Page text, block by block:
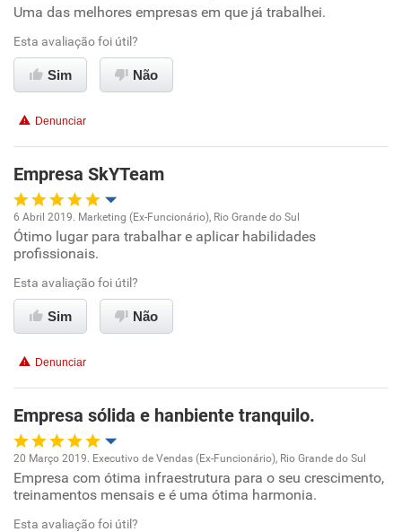
Oportunidade de promoção
Ambiente de trabalho
Benefícios
Recomenda esta empresa
Uma das melhores empresas em que já trabalhei.
Esta avaliação foi útil?
Sim Não
Denunciar
Empresa SkYTeam
Oportunidade de promoção
Ambiente de trabalho
Conciliação com a vida familiar
Recomenda esta empresa
Recomenda a diretoria
6 Abril 2019. Marketing (Ex-Funcionário), Rio Grande do Sul
Ótimo lugar para trabalhar e aplicar habilidades
profissionais.
Esta avaliação foi útil?
Sim Não
Denunciar
Empresa sólida e hanbiente tranquilo.
Oportunidade de promoção
Ambiente de trabalho
20 Março 2019. Executivo de Vendas (Ex-Funcionário), Rio Grande do Sul
Empresa com ótima infraestrutura para o seu crescimento,
treinamentos mensais e é uma ótima harmonia.
Esta avaliação foi útil?